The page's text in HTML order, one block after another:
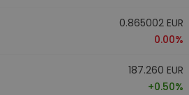
0.865002 EUR
0.00%
187.260 EUR
+0.50%